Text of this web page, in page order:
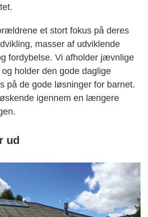
et stort fokus på deres
masser af udviklende
fordybelse. Vi afholder jævnlige
holder den gode daglige
på de gode løsninger for barnet.
igennem en længere
ud